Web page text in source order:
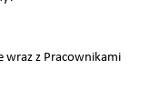
wraz z Pracownikami